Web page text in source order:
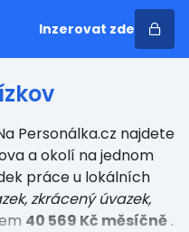
Inzerovat zde
Personálka.cz najdete
a okolí na jednom
práce u lokálních
zkrácený úvazek,
40 569 Kč měsíčně .